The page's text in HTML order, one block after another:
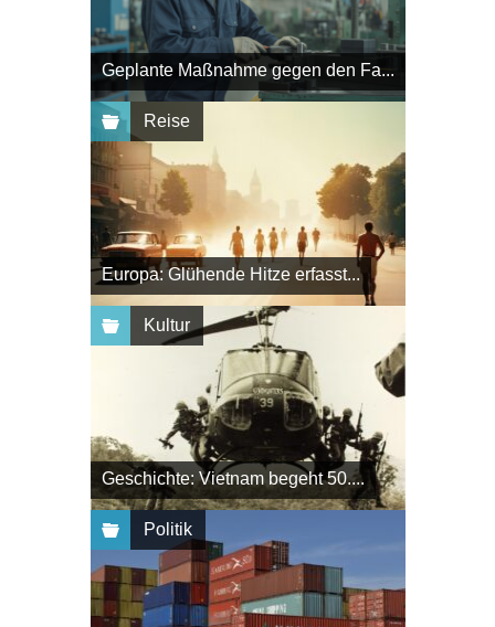
Geplante Maßnahme gegen den Fa...
Reise
Europa: Glühende Hitze erfasst...
Kultur
Geschichte: Vietnam begeht 50....
Politik